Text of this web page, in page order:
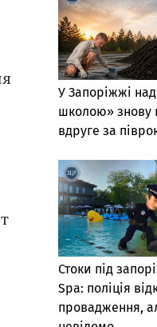
У Запоріжжі
школою» знову
вдруге за
Стоки під
Spa: поліція
провадження,